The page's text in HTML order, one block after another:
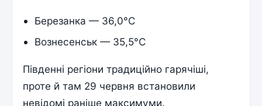
Березанка — 36,0°C
Вознесенськ — 35,5°C
Південні регіони традиційно гарячіші,
проте й там 29 червня встановили
невідомі раніше максимуми.